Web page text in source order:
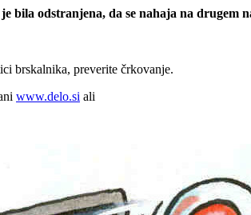
bila odstranjena, da se nahaja na drugem
brskalnika, preverite črkovanje.
www.delo.si ali